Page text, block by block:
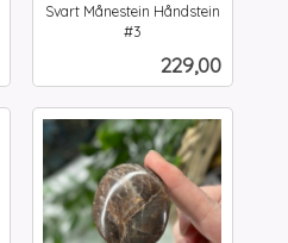
Svart Månestein Håndstein
#3
Pris
229,00